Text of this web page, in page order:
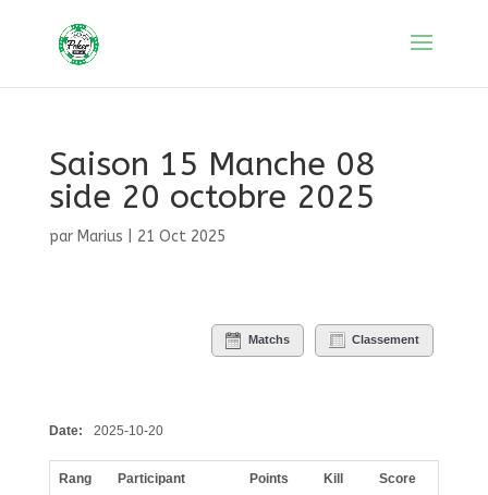
Saison 15 Manche 08
side 20 octobre 2025
par Marius 21 Oct 2025
Matchs Classement
Date: 2025-10-20
Rang Participant Points Kill Score